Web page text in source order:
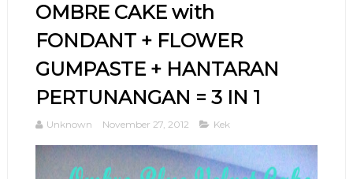
OMBRE CAKE with
FONDANT + FLOWER
GUMPASTE + HANTARAN
PERTUNANGAN = 3 IN 1
Unknown November 27, 2012 Kek